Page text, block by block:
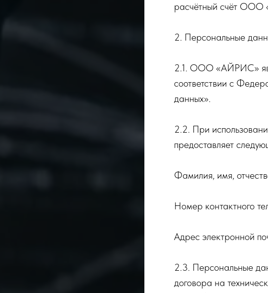
расчётный счёт
2. Персональные
2.1. ООО «АЙРИС»
соответствии с
данных».
2.2. При
предоставляет
Фамилия, имя,
Номер контактного
Адрес электронной
2.3. Персональные
договора на